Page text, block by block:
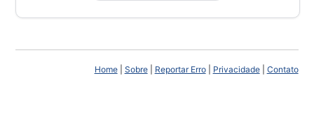
Home| Sobre| Reportar Erro| Privacidade| Contato